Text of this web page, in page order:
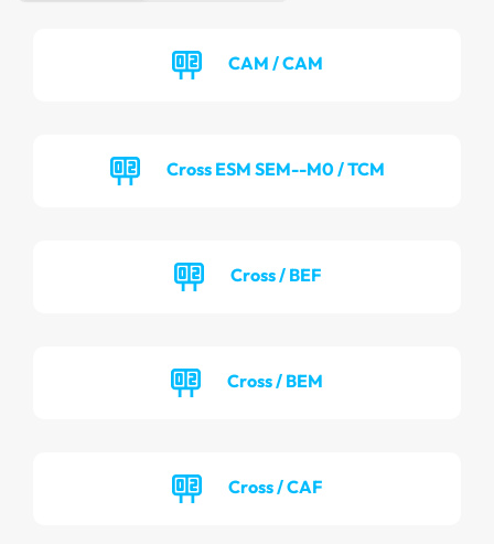
CAM / CAM
Cross ESM SEM--M0 / TCM
Cross / BEF
Cross / BEM
Cross / CAF